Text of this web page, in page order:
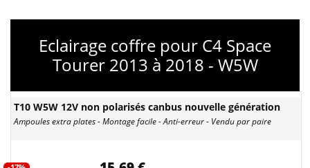
Eclairage coffre pour C4 Space
Tourer 2013 à 2018 - W5W
T10 W5W 12V non polarisés canbus nouvelle génération
Ampoules extra plates - Montage facile - Anti-erreur - Vendu par paire